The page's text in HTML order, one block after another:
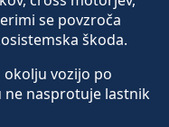
se povzroča
škoda.
okolju vozijo po
nasprotuje lastnik